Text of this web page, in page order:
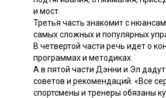
и мост.
Третья часть знакомит с
самых сложных и популярных
В четвертой части речь идет о
программах и методиках.
А в пятой части Дэнни и Эл
советов и рекомендаций. «Все
спортсмены и тренеры обязаны